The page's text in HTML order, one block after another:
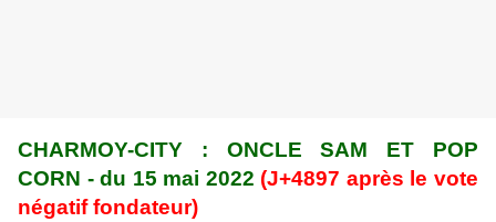
CHARMOY-CITY : ONCLE SAM ET POP
CORN -du 15 mai 2022 (J+4897 après le vote
négatif fondateur)